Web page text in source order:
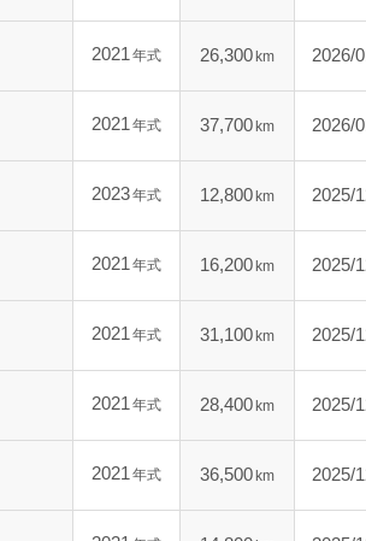
2021 年式 26,300 km 2026/
2021 年式 37,700 km 2026/
2023年式 12,800 km 2025/
2021 年式 16,200 km 2025/
2021 年式 31,100 km 2025/
2021 年式 28,400 km 2025/
2021 年式 36,500 km 2025/